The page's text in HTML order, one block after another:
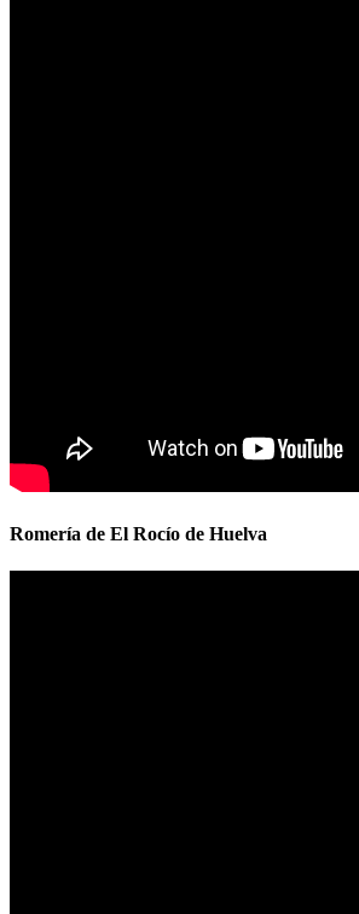
Romería de El Rocío de Huelva